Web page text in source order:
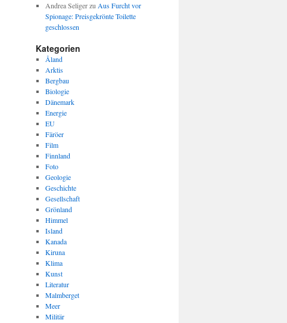
Andrea Seligerzu Aus Furcht vor
Spionage: Preisgekrönte Toilette
geschlossen
Kategorien
Åland
Arktis
Bergbau
Biologie
Dänemark
Energie
EU
Färöer
Film
Finnland
Foto
Geologie
Geschichte
Gesellschaft
Grönland
Himmel
Island
Kanada
Kiruna
Klima
Kunst
Literatur
Malmberget
Meer
Militär